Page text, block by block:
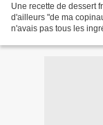
Une recette de dessert
d'ailleurs "de ma
n'avais pas tous les